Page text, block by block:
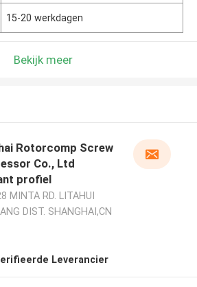
15-20 werkdagen
Bekijk meer
Rotorcomp Screw
Co., Ltd
profiel
MINTA RD. LITAHUI
DIST. SHANGHAI,CN
Leverancier